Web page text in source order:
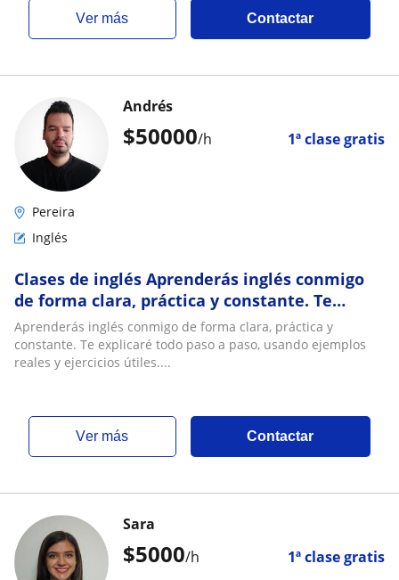
ver más Contactar
$50000/h 1ª clase gratis
Andrés
Pereira
Inglés
Clases de inglés Aprenderás inglés conmigo
de forma clara, práctica y constante. Te
explicaré todo paso a paso, usando ejemplos
re
Aprenderás inglés conmigo de forma clara, práctica y
constante. Te explicaré todo paso a paso, usando ejemplos
reales y ejercicios útiles....
ver más Contactar
$5000/h 1ª clase gratis
Sara